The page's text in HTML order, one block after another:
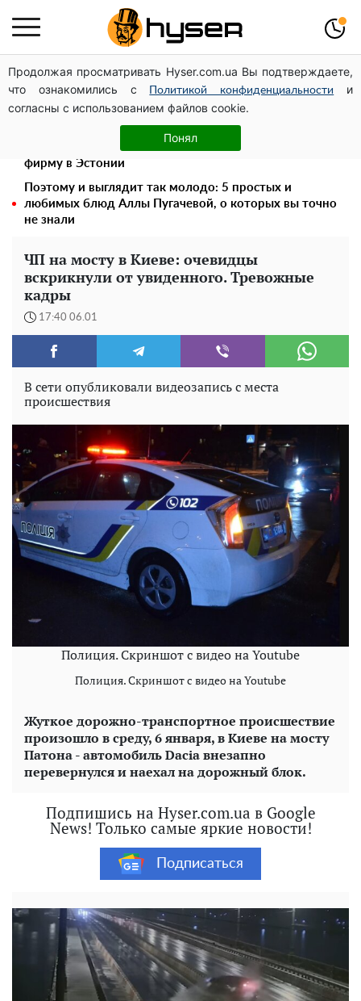
Продолжая просматривать Hyser.com.ua Вы подтверждаете,
что ознакомились с
Политикой конфиденциальности
и
согласны с использованием файлов cookie.
Понял
На стадионе "Спартак" в Киеве состоялся
товарищеский матч между командами посольств США
и Франции
Дроны с наценкой: Александр Конотопский вывел
миллионы оборонного бюджета через фиктивную
фирму в Эстонии
Поэтому и выглядит так молодо: 5 простых и
любимых блюд Аллы Пугачевой, о которых вы точно
не знали
ЧП на мосту в Киеве: очевидцы
вскрикнули от увиденного. Тревожные
кадры
17:40 06.01
В сети опубликовали видеозапись с места
происшествия
Полиция. Скриншот с видео на Youtube
Полиция. Скриншот с видео на Youtube
Жуткое дорожно-транспортное происшествие
произошло в среду, 6 января, в Киеве на мосту
Патона - автомобиль Dacia внезапно
перевернулся и наехал на дорожный блок.
Подпишись на Hyser.com.ua в Google
News! Только самые яркие новости!
Подписаться